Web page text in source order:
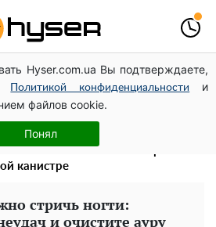
Hyser.com.ua Вы подтверждаете,
Политикой конфиденциальности
и
файлов cookie.
Понял
интересных позах заставила
видео – было только началом
– это далеко не все:
Тарас Тополя стал следующим
канистре
стричь ногти:
и очистите ауру